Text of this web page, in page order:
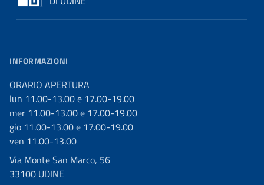
INFORMAZIONI
ORARIO APERTURA
lun 11.00-13.00 e 17.00-19.00
mer 11.00-13.00 e 17.00-19.00
gio 11.00-13.00 e 17.00-19.00
ven 11.00-13.00
Via Monte San Marco, 56
33100 UDINE